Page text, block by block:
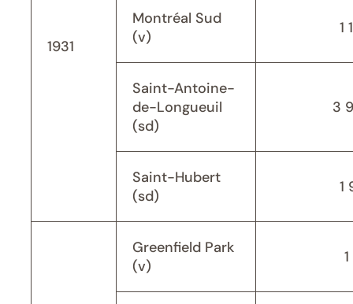
1931
Montréal Sud
(v)
1
Saint-Antoine-
de-Longueuil
(sd)
3
Saint-Hubert
(sd)
1
Greenfield Park
(v)